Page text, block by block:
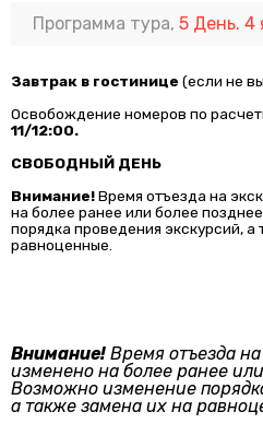
Программа тура,5 День. 4
Завтрак в гостинице (если не
Освобождение номеров по
11/12:00.
СВОБОДНЫЙ ДЕНЬ
Внимание!Время отъезда на
на более ранее или более
порядка проведения экскурсий, а
равноценные.
Внимание! Время отъезда
изменено на более ранее
Возможно изменение
а также замена их на